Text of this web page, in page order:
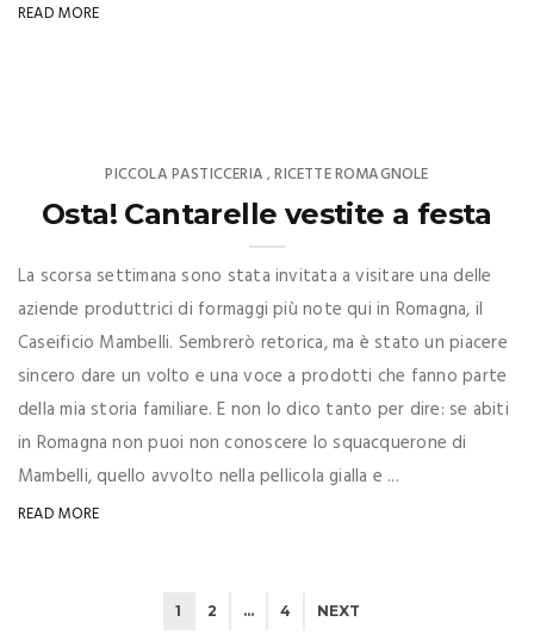
READ MORE
PICCOLA PASTICCERIA ,RICETTE ROMAGNOLE
Osta! Cantarelle vestite a festa
La scorsa settimana sono stata invitata a visitare una delle
aziende produttrici di formaggi più note qui in Romagna, il
Caseificio Mambelli. Sembrerò retorica, ma è stato un piacere
sincero dare un volto e una voce a prodotti che fanno parte
della mia storia familiare. E non lo dico tanto per dire: se abiti
in Romagna non puoi non conoscere lo squacquerone di
Mambelli, quello avvolto nella pellicola gialla e ...
READ MORE
1 2 … 4 NEXT